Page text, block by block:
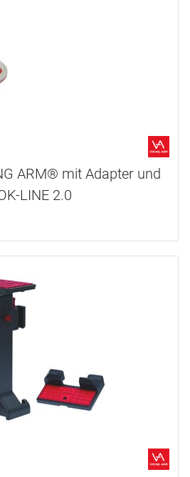
ARM® mit Adapter und
LINE 2.0